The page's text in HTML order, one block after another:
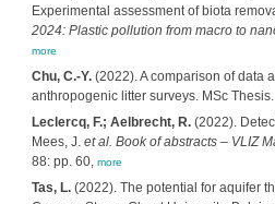
Experimental assessment of biota
2024: Plastic pollution from macro to
more
Chu, C.-Y.(2022). A comparison of data
anthropogenic litter surveys. MSc
Leclercq, F.; Aelbrecht, R.(2022).
Mees, J. et al. Book of abstracts – VLIZ
88: pp. 60, more
Tas, L.(2022). The potential for aquifer